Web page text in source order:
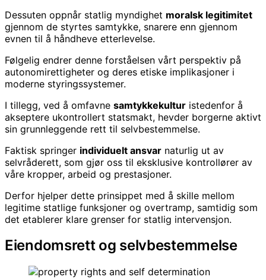
Dessuten oppnår statlig myndighet moralsk legitimitet
gjennom de styrtes samtykke, snarere enn gjennom
evnen til å håndheve etterlevelse.
Følgelig endrer denne forståelsen vårt perspektiv på
autonomirettigheter og deres etiske implikasjoner i
moderne styringssystemer.
I tillegg, ved å omfavne samtykkekultur istedenfor å
akseptere ukontrollert statsmakt, hevder borgerne aktivt
sin grunnleggende rett til selvbestemmelse.
Faktisk springer individuelt ansvar naturlig ut av
selvråderett, som gjør oss til eksklusive kontrollører av
våre kropper, arbeid og prestasjoner.
Derfor hjelper dette prinsippet med å skille mellom
legitime statlige funksjoner og overtramp, samtidig som
det etablerer klare grenser for statlig intervensjon.
Eiendomsrett og selvbestemmelse